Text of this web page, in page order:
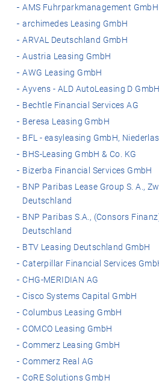
AMS Fuhrparkmanagement GmbH
archimedes Leasing GmbH
ARVAL Deutschland GmbH
Austria Leasing GmbH
AWG Leasing GmbH
Ayvens - ALD AutoLeasing D GmbH
Bechtle Financial Services AG
Beresa Leasing GmbH
BFL - easyleasing GmbH,
BHS-Leasing GmbH & Co. KG
Bizerba Financial Services GmbH
BNP Paribas Lease Group S. A.,
Deutschland
BNP Paribas S.A., (Consors
Deutschland
BTV Leasing Deutschland GmbH
Caterpillar Financial Services
CHG-MERIDIAN AG
Cisco Systems Capital GmbH
Columbus Leasing GmbH
COMCO Leasing GmbH
Commerz Leasing GmbH
Commerz Real AG
CoRE Solutions GmbH